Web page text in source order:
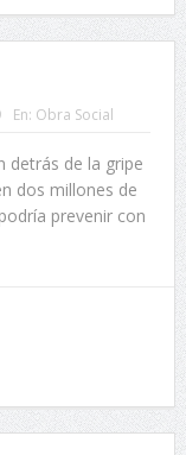
En: Obra Social
detrás de la gripe
dos millones de
prevenir con